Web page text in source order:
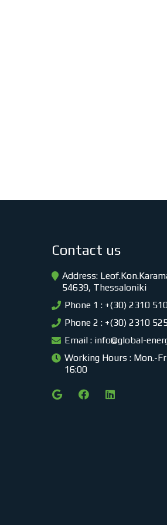
Contact us
Address:
54639, Thessaloniki
Phone 1 : +(30) 2310
Phone 2 : +(30) 2310
Email : info@global-
Working Hours : Mon.-
16:00